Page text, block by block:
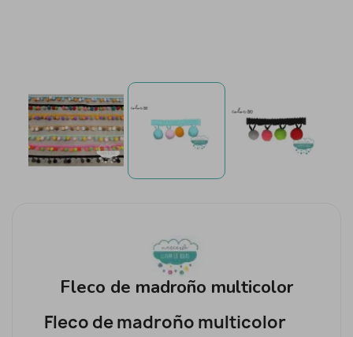
Fleco de madroño multicolor
Fleco de madroño multicolor